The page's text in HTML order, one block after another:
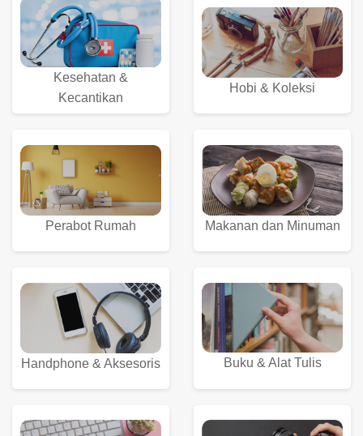
Kesehatan &
Kecantikan
Hobi & Koleksi
Perabot Rumah Makanan dan Minuman
Handphone & Aksesoris Buku & Alat Tulis